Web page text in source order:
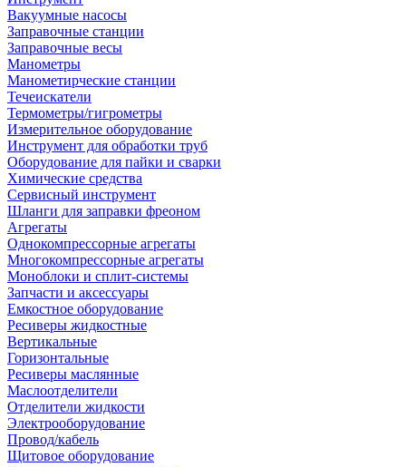
Вакуумные насосы
Заправочные станции
Заправочные весы
Манометры
Манометирческие станции
Течеискатели
Термометры/гигрометры
Измерительное оборудование
Инструмент для обработки труб
Оборудование для пайки и сварки
Химические средства
Сервисный инструмент
Шланги для заправки фреоном
Агрегаты
Однокомпрессорные агрегаты
Многокомпрессорные агрегаты
Моноблоки и сплит-системы
Запчасти и аксессуары
Емкостное оборудование
Ресиверы жидкостные
Вертикальные
Горизонтальные
Ресиверы маслянные
Маслоотделители
Отделители жидкости
Электрооборудование
Провод/кабель
Щитовое оборудование